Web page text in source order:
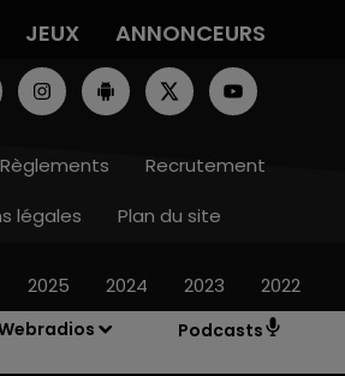
Podcasts
JEUX ANNONCEURS
Règlements
Recrutement
légales
Plan du site
2025 2024 2023 2022